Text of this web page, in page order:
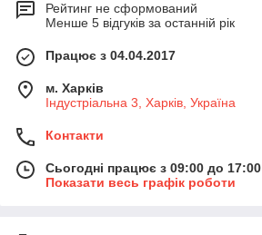
Рейтинг не сформований
Менше 5 відгуків за останній рік
Працює з 04.04.2017
м. Харків
Індустріальна 3, Харків, Україна
Контакти
Сьогодні працює з 09:00 до 17:00
Показати весь графік роботи